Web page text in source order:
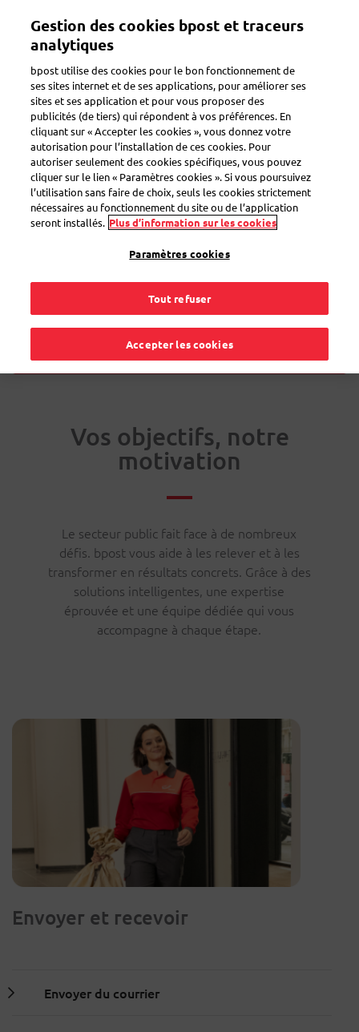
contenu
Toggle navigation
Secteur public – toujours connecté à la population
Des solutions dédiées
aux enjeux publics
Trouvez votre solution
Contactez-nous
Vos objectifs, notre
motivation
Le secteur public fait face à de nombreux
défis. bpost vous aide à les relever et à les
transformer en résultats concrets. Grâce à des
solutions intelligentes, une expertise
éprouvée et une équipe dédiée qui vous
accompagne à chaque étape.
Envoyer et recevoir
Envoyer du courrier
Gestion des cookies bpost et traceurs
analytiques
bpost utilise des cookies pour le bon fonctionnement de
ses sites internet et de ses applications, pour améliorer ses
sites et ses application et pour vous proposer des
publicités (de tiers) qui répondent à vos préférences. En
cliquant sur « Accepter les cookies », vous donnez votre
autorisation pour l’installation de ces cookies. Pour
autoriser seulement des cookies spécifiques, vous pouvez
cliquer sur le lien « Paramètres cookies ». Si vous poursuivez
l’utilisation sans faire de choix, seuls les cookies strictement
nécessaires au fonctionnement du site ou de l’application
seront installés. Plus d’information sur les cookies
Paramètres cookies
Tout refuser
Accepter les cookies